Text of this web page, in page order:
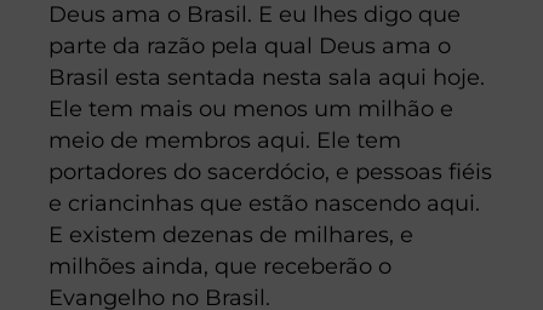
Deus ama o Brasil. E eu lhes digo que
parte da razão pela qual Deus ama o
Brasil esta sentada nesta sala aqui hoje.
Ele tem mais ou menos um milhão e
meio de membros aqui. Ele tem
portadores do sacerdócio, e pessoas fiéis
e criancinhas que estão nascendo aqui.
E existem dezenas de milhares, e
milhões ainda, que receberão o
Evangelho no Brasil.